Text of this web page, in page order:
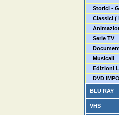
Storici -
Classici (
Serie TV
Musicali
Edizioni
DVD
BLU RAY
VHS